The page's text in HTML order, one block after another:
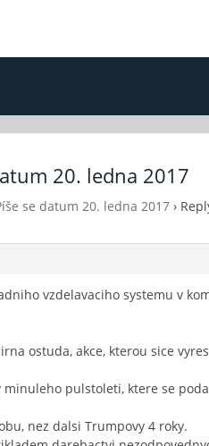
20. ledna 2017
se datum 20. ledna 2017 ›
vzdelavaciho systemu v
ostuda, akce, kterou sice
pulstoleti, ktere se
nez dalsi Trumpovy 4 roky.